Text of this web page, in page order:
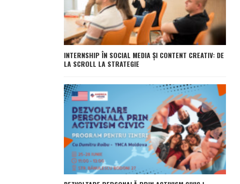
INTERNSHIP ÎN SOCIAL MEDIA ȘI CONTENT CREATIV: DE
LA SCROLL LA STRATEGIE